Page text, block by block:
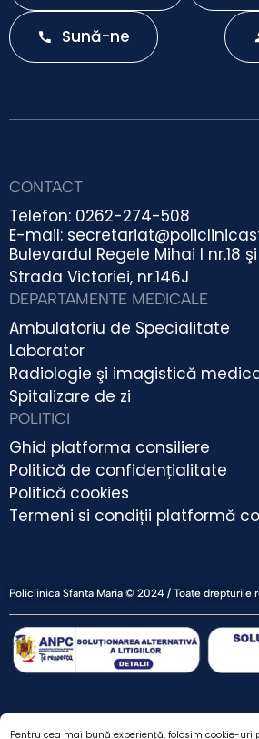
Pentru cea mai bună experiență, folosim cookie-uri
Sună-ne
CONTACT
Telefon: 0262-274-508
E-mail:
Bulevardul Regele Mihai I nr.18
Strada Victoriei, nr.146J
DEPARTAMENTE MEDICALE
Ambulatoriu de Specialitate
Laborator
Radiologie şi imagistică
Spitalizare de zi
POLITICI
Ghid platforma consiliere
Politică de confidențialitate
Politică cookies
Termeni si condiții platformă
Policlinica Sfanta Maria © 2024 / Toate drepturile